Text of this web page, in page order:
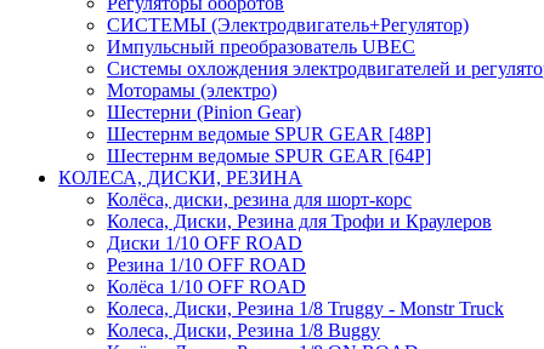
СИСТЕМЫ (Электродвигатель+Регулятор)
Импульсный преобразователь UBEC
Системы охлождения электродвигателей и
Моторамы (электро)
Шестерни (Pinion Gear)
Шестернм ведомые SPUR GEAR [48P]
Шестернм ведомые SPUR GEAR [64P]
КОЛЕСА, ДИСКИ, РЕЗИНА
Колёса, диски, резина для шорт-корс
Колеса, Диски, Резина для Трофи и Краулеров
Диски 1/10 OFF ROAD
Резина 1/10 OFF ROAD
Колёса 1/10 OFF ROAD
Колеса, Диски, Резина 1/8 Truggy - Monstr Truck
Колеса, Диски, Резина 1/8 Buggy